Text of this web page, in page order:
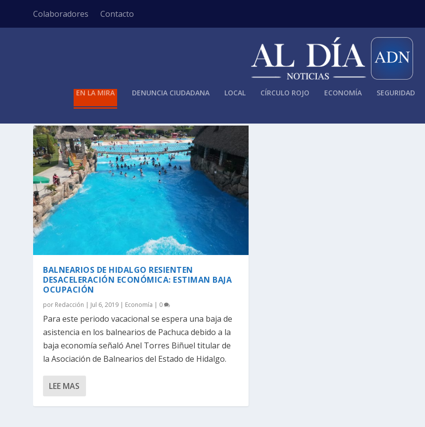
Colaboradores Contacto
EN LA MIRA DENUNCIA CIUDADANA LOCAL CÍRCULO ROJO ECONOMÍA SEGURIDAD
ETIQUETA:BAJA OCUPACIÓN
BALNEARIOS DE HIDALGO RESIENTEN
DESACELERACIÓN ECONÓMICA: ESTIMAN BAJA
OCUPACIÓN
por Redacción | Jul 6, 2019 | Economía | 0
Para este periodo vacacional se espera una baja de
asistencia en los balnearios de Pachuca debido a la
baja economía señaló Anel Torres Biñuel titular de
la Asociación de Balnearios del Estado de Hidalgo.
LEE MAS